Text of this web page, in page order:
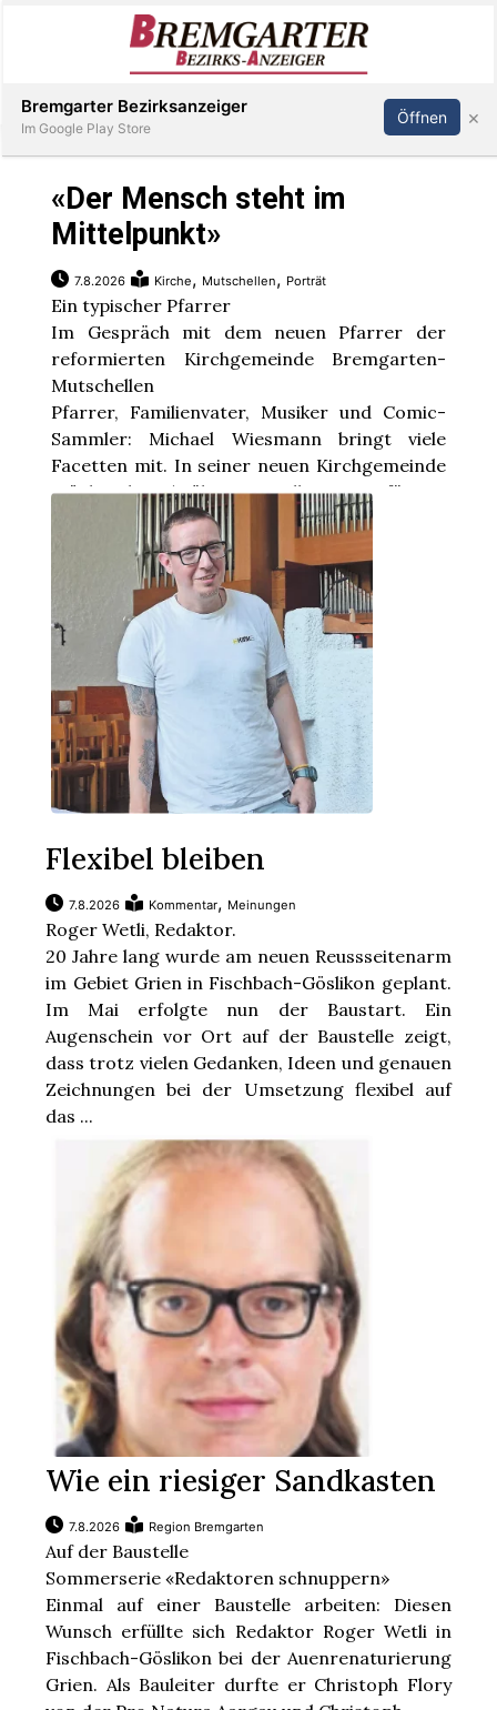
Immobilien
Veranstaltungen
Stellen
Paper
Newsletter
Bremgarten
Inserieren Abonnieren Anmelden
«Der Mensch steht im
Mittelpunkt»
7.8.2026 Kirche, Mutschellen, Porträt
Ein typischer Pfarrer
Im Gespräch mit dem neuen Pfarrer der
reformierten Kirchgemeinde Bremgarten-
Mutschellen
Pfarrer, Familienvater, Musiker und Comic-
Sammler: Michael Wiesmann bringt viele
Facetten mit. In seiner neuen Kirchgemeinde
möchte der 45-Jährige vor allem eines: für ...
Flexibel bleiben
7.8.2026 Kommentar, Meinungen
Roger Wetli, Redaktor.
20 Jahre lang wurde am neuen Reussseitenarm
im Gebiet Grien in Fischbach-Göslikon geplant.
Im Mai erfolgte nun der Baustart. Ein
Augenschein vor Ort auf der Baustelle zeigt,
dass trotz vielen Gedanken, Ideen und genauen
Zeichnungen bei der Umsetzung flexibel auf
das ...
Wie ein riesiger Sandkasten
7.8.2026 Region Bremgarten
Auf der Baustelle
Sommerserie «Redaktoren schnuppern»
Einmal auf einer Baustelle arbeiten: Diesen
Wunsch erfüllte sich Redaktor Roger Wetli in
Fischbach-Göslikon bei der Auenrenaturierung
Grien. Als Bauleiter durfte er Christoph Flory
Bremgarter Bezirksanzeiger
Im Google Play Store
Öffnen ×